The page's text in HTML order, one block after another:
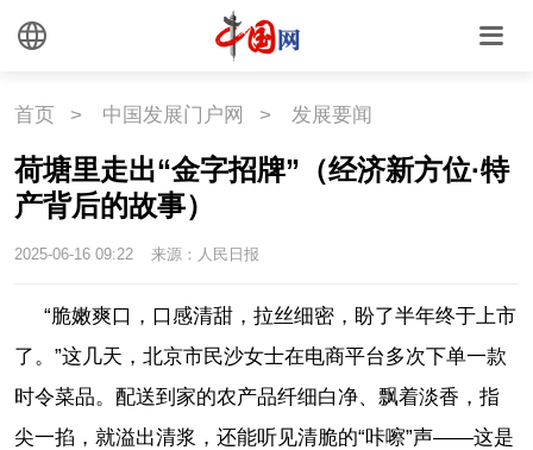
首页 > 中国发展门户网 > 发展要闻
荷塘里走出“金字招牌”（经济新方位·特
产背后的故事）
2025-06-16 09:22 来源：人民日报
“脆嫩爽口，口感清甜，拉丝细密，盼了半年终于上市
了。”这几天，北京市民沙女士在电商平台多次下单一款
时令菜品。配送到家的农产品纤细白净、飘着淡香，指
尖一掐，就溢出清浆，还能听见清脆的“咔嚓”声——这是